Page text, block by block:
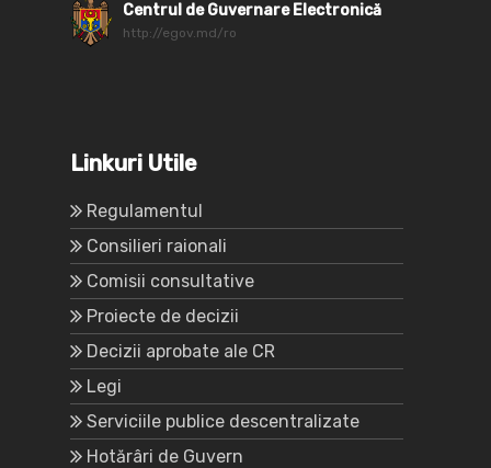
Centrul de Guvernare Electronică
http://egov.md/ro
Linkuri Utile
Regulamentul
Consilieri raionali
Comisii consultative
Proiecte de decizii
Decizii aprobate ale CR
Legi
Serviciile publice descentralizate
Hotărâri de Guvern